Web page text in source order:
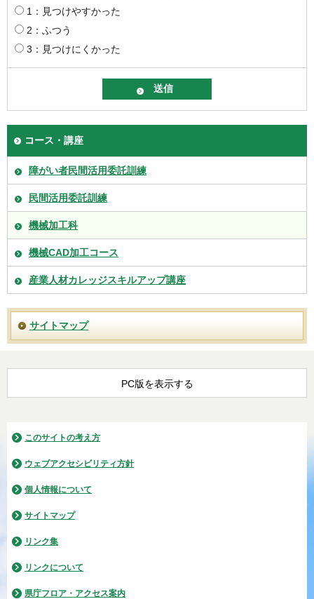
1：見つけやすかった
2：ふつう
3：見つけにくかった
コース・講座
障がい者民間活用委託訓練
民間活用委託訓練
機械加工科
機械CAD加工コース
産業人材カレッジスキルアップ講座
サイトマップ
PC版を表示する
このサイトの考え方
ウェブアクセシビリティ方針
個人情報について
サイトマップ
リンク集
リンクについて
県庁フロア・アクセス案内